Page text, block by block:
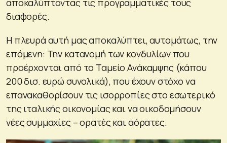
αποκαλύπτοντας τις προγραμματικές τους
διαφορές.
Η πλευρά αυτή μας αποκαλύπτει, αυτομάτως, την
επόμενη: Την κατανομή των κονδυλίων που
προέρχονται από το Ταμείο Ανάκαμψης (κάπου
200 δισ. ευρώ συνολικά), που έχουν στόχο να
επανακαθορίσουν τις ισορροπίες στο εσωτερικό
της ιταλικής οικονομίας και να οικοδομήσουν
νέες συμμαχίες – ορατές και αόρατες.